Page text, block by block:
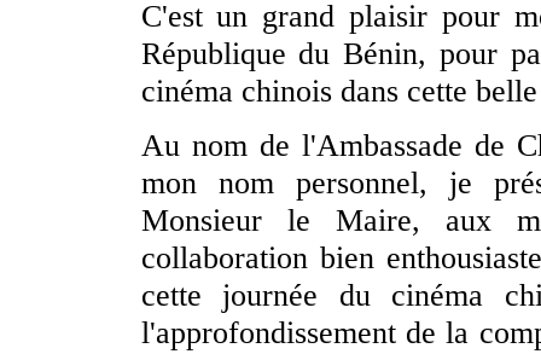
C'est un grand plaisir pour
République du Bénin, pour
cinéma chinois dans cette
Au nom de l'Ambassade de
mon nom personnel, je
Monsieur le Maire, aux
collaboration bien
cette journée du cinéma
l'approfondissement de la